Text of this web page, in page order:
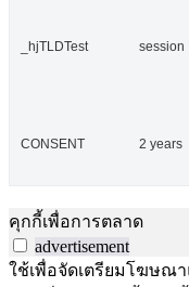
_hjTLDTest session
CONSENT 2 years
คุกกี้เพื่อการตลาด
advertisement
ใช้เพื่อจัดเตรียมโฆษณ